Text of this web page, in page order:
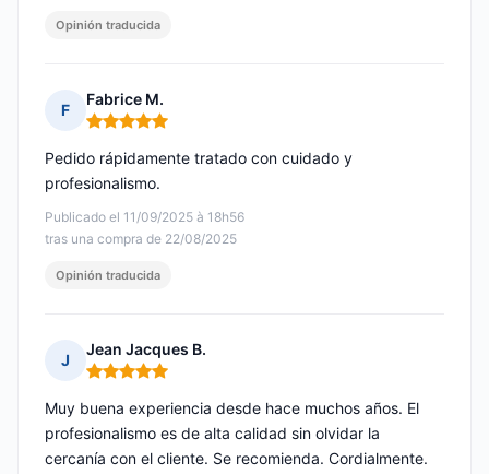
Opinión traducida
F
Fabrice M.
Nota: 5 de 5
Publicado el 11/09/2025 à 18h56
tras una compra de 22/08/2025
Pedido rápidamente tratado con cuidado y
profesionalismo.
Opinión traducida
J
Jean Jacques B.
Nota: 5 de 5
Muy buena experiencia desde hace muchos años. El
profesionalismo es de alta calidad sin olvidar la
cercanía con el cliente. Se recomienda. Cordialmente.